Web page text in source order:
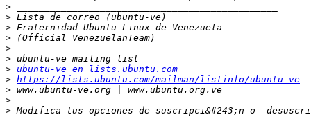
>
>
>
>
>
>
> ubuntu-ve en lists.ubuntu.com
> https://lists.ubuntu.com/mailman/listinfo/ubuntu-ve
>
>
> Modifica tus opciones de suscripci&#243;n o